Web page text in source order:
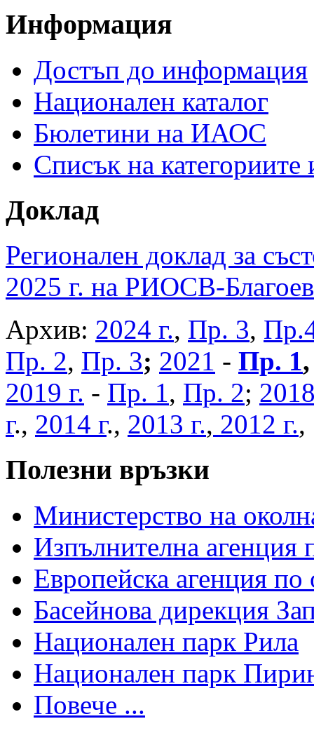
Информация
Достъп до информация
Национален каталог
Бюлетини на ИАОС
Списък на
Доклад
Регионален доклад за
2025 г. на РИОСВ-
Архив: 2024 г., Пр. 3,
Пр. 2, Пр. 3; 2021 - Пр. 1
2019 г. - Пр. 1, Пр. 2;
г., 2014 г., 2013 г., 2012 г.
Полезни връзки
Министерство на
Изпълнителна агенция
Европейска агенция по
Басейнова дирекция
Национален парк Рила
Национален парк
Повече ...